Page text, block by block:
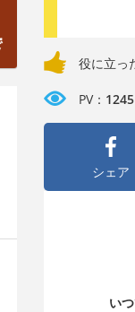
役に立っ
PV：
シェア
い